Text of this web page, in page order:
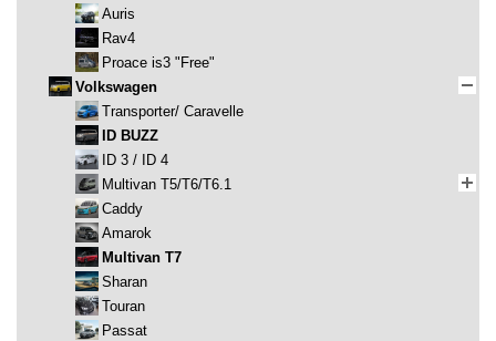
Auris
Rav4
Proace is3 "Free"
Volkswagen
Transporter/ Caravelle
ID BUZZ
ID 3 / ID 4
Multivan T5/T6/T6.1
Caddy
Amarok
Multivan T7
Sharan
Touran
Passat